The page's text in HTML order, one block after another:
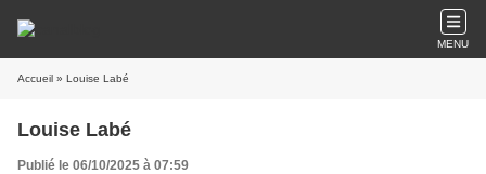
MENU
Accueil » Louise Labé
Louise Labé
Publié le 06/10/2025 à 07:59